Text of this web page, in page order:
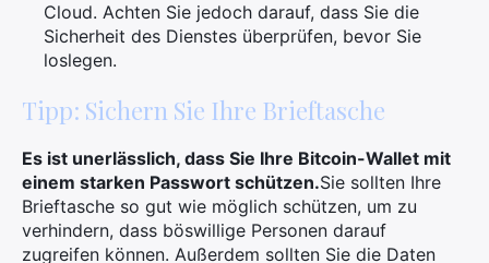
Cloud. Achten Sie jedoch darauf, dass Sie die
Sicherheit des Dienstes überprüfen, bevor Sie
loslegen.
Tipp: Sichern Sie Ihre Brieftasche
Es ist unerlässlich, dass Sie Ihre Bitcoin-Wallet mit
einem starken Passwort schützen.Sie sollten Ihre
Brieftasche so gut wie möglich schützen, um zu
verhindern, dass böswillige Personen darauf
zugreifen können. Außerdem sollten Sie die Daten